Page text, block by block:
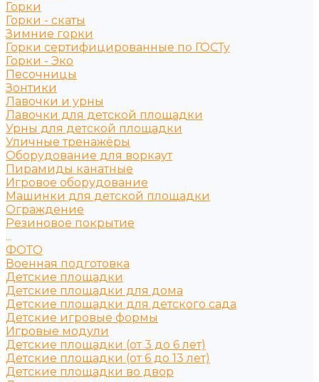
Горки
Горки - скаты
Зимние горки
Горки сертифицированные по ГОСТу
Горки - Эко
Песочницы
Зонтики
Лавочки и урны
Лавочки для детской площадки
Урны для детской площадки
Уличные тренажёры
Оборудование для воркаут
Пирамиды канатные
Игровое оборудование
Машинки для детской площадки
Ограждение
Резиновое покрытие
...
ФОТО
Военная подготовка
Детские площадки
Детские площадки для дома
Детские площадки для детского сада
Детские игровые формы
Игровые модули
Детские площадки (от 3 до 6 лет)
Детские площадки (от 6 до 13 лет)
Детские площадки во двор